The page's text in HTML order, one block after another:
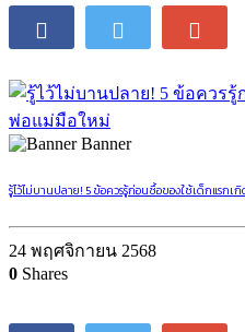
Banner
รู้ไว้ไม่บานปลาย! 5 ข้อควรรู้ก่อนซื้อของใช้เด็กแรก
24 พฤศจิกายน 2568
0 Shares